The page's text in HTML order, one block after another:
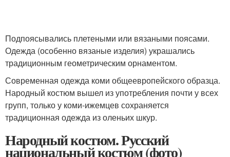
Подпоясывались плетеными или вязаными поясами.
Одежда (особенно вязаные изделия) украшались
традиционным геометрическим орнаментом.
Современная одежда коми общеевропейского образца.
Народный костюм вышел из употребления почти у всех
групп, только у коми-ижемцев сохраняется
традиционная одежда из оленьих шкур.
Народный костюм. Русский
национальный костюм (фото)